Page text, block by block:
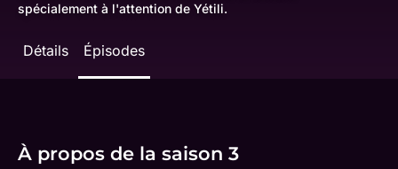
spécialement à l'attention de Yétili.
Détails Épisodes
À propos de la saison 3